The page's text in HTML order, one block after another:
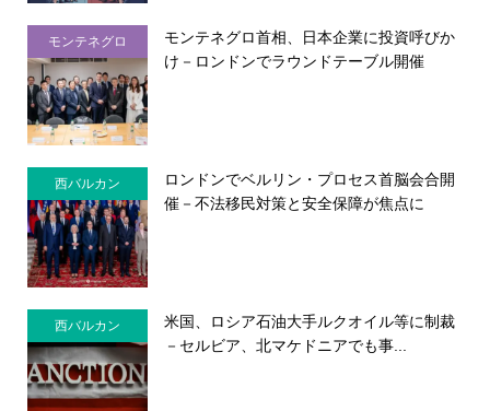
モンテネグロ
モンテネグロ首相、日本企業に投資呼びか
け－ロンドンでラウンドテーブル開催
西バルカン
ロンドンでベルリン・プロセス首脳会合開
催－不法移民対策と安全保障が焦点に
西バルカン
米国、ロシア石油大手ルクオイル等に制裁
－セルビア、北マケドニアでも事...